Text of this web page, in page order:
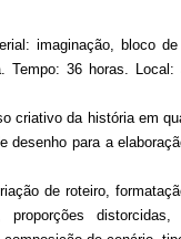
imaginação, bloco
Tempo: 36 horas.
criativo da história em
desenho para a
de roteiro,